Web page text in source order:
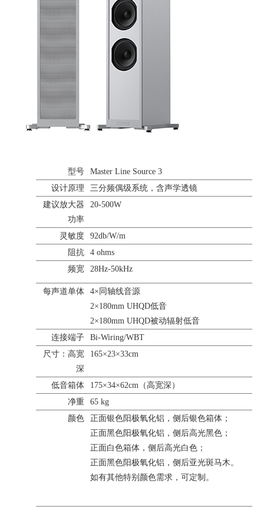
型号
Master Line Source 3
设计原理
三分频偶级系统，含声学透镜
建议放大器
功率
20-500W
灵敏度
92db/W/m
阻抗
4 ohms
频宽
28Hz-50kHz
每声道单体
4×同轴线音源
2×180mm UHQD低音
2×180mm UHQD被动辐射低音
连接端子
Bi-Wiring/WBT
尺寸：高宽
深
165×23×33cm
低音箱体
175×34×62cm（高宽深）
净重
65 kg
颜色
正面银色阳极氧化铝，侧后银色箱体；
正面黑色阳极氧化铝，侧后高光黑色；
正面白色箱体，侧后高光白色；
正面黑色阳极氧化铝，侧后亚光斑马木。
如有其他特别颜色需求，可定制。